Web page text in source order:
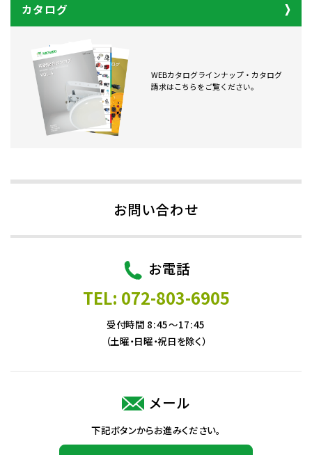
カタログ
WEBカタログラインナップ・カタログ
請求はこちらをご覧ください。
お問い合わせ
お電話
TEL: 072-803-6905
受付時間 8:45～17:45
（土曜・日曜・祝日を除く）
メール
下記ボタンからお進みください。